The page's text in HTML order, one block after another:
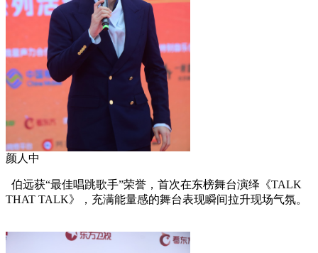
颜人中
伯远获“最佳唱跳歌手”荣誉，首次在东榜舞台演绎《TALK
THAT TALK》，充满能量感的舞台表现瞬间拉升现场气氛。